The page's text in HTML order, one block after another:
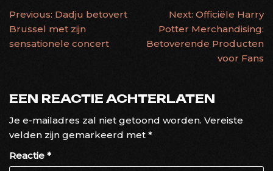
BERICHTNAVIGATIE
Previous: Dadju betovert
Brussel met zijn
sensationele concert
Next: Officiële Harry
Potter Merchandising:
Betoverende Producten
voor Fans
EEN REACTIE ACHTERLATEN
Je e-mailadres zal niet getoond worden. Vereiste
velden zijn gemarkeerd met *
Reactie *